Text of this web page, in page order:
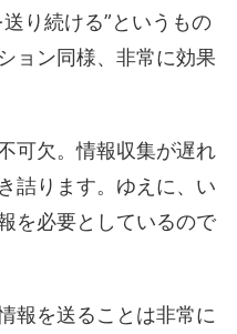
り続ける”というもの
ョン同様、非常に効果
可欠。情報収集が遅れ
詰ります。ゆえに、い
を必要としているので
報を送ることは非常に